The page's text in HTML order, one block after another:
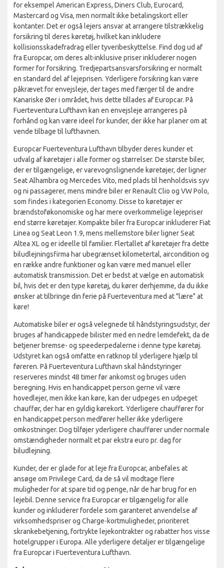
for eksempel American Express, Diners Club, Eurocard,
Mastercard og Visa, men normalt ikke betalingskort eller
kontanter. Det er også lejers ansvar at arrangere tilstrækkelig
forsikring til deres køretøj, hvilket kan inkludere
kollisionsskadefradrag eller tyveribeskyttelse. Find dog ud af
fra Europcar, om deres alt-inklusive priser inkluderer nogen
former for forsikring. Tredjepartsansvarsforsikring er normalt
en standard del af lejeprisen. Yderligere forsikring kan være
påkrævet for envejsleje, der tages med færger til de andre
Kanariske Øer i området, hvis dette tillades af Europcar. På
Fuerteventura Lufthavn kan en envejsleje arrangeres på
forhånd og kan være ideel for kunder, der ikke har planer om at
vende tilbage til lufthavnen.
Europcar Fuerteventura Lufthavn tilbyder deres kunder et
udvalg af køretøjer i alle former og størrelser. De største biler,
der er tilgængelige, er varevognslignende køretøjer, der ligner
Seat Alhambra og Mercedes Vito, med plads til henholdsvis syv
og ni passagerer, mens mindre biler er Renault Clio og VW Polo,
som findes i kategorien Economy. Disse to køretøjer er
brændstoføkonomiske og har mere overkommelige lejepriser
end større køretøjer. Kompakte biler fra Europcar inkluderer Fiat
Linea og Seat Leon 1.9, mens mellemstore biler ligner Seat
Altea XL og er ideelle til familier. Flertallet af køretøjer fra dette
biludlejningsfirma har ubegrænset kilometertal, aircondition og
en række andre funktioner og kan være med manuel eller
automatisk transmission. Det er bedst at vælge en automatisk
bil, hvis det er den type køretøj, du kører derhjemme, da du ikke
ønsker at tilbringe din ferie på Fuerteventura med at "lære" at
køre!
Automatiske biler er også velegnede til håndstyringsudstyr, der
bruges af handicappede bilister med en nedre lemdefekt, da de
betjener bremse- og speederpedalerne i denne type køretøj.
Udstyret kan også omfatte en ratknop til yderligere hjælp til
føreren. På Fuerteventura Lufthavn skal håndstyringer
reserveres mindst 48 timer før ankomst og bruges uden
beregning. Hvis en handicappet person gerne vil være
hovedlejer, men ikke kan køre, kan der udpeges en udpeget
chauffør, der har en gyldig kørekort. Yderligere chauffører for
en handicappet person medfører heller ikke yderligere
omkostninger. Dog tilføjer yderligere chauffører under normale
omstændigheder normalt et par ekstra euro pr. dag for
biludlejning.
Kunder, der er glade for at leje fra Europcar, anbefales at
ansøge om Privilege Card, da de så vil modtage flere
muligheder for at spare tid og penge, når de har brug for en
lejebil. Denne service fra Europcar er tilgængelig for alle
kunder og inkluderer fordele som garanteret anvendelse af
virksomhedspriser og Charge-kortmuligheder, prioriteret
skrankebetjening, fortrykte lejekontrakter og rabatter hos visse
hotelgrupper i Europa. Alle yderligere detaljer er tilgængelige
fra Europcar i Fuerteventura Lufthavn.